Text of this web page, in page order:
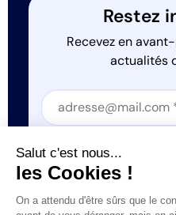
Restez
Recevez en
actualités
Section
Section
J'accepte que
Salut c'est nous...
les Cookies !
On a attendu d'être sûrs que le